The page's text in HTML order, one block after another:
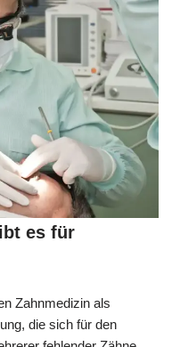
es für
Zahnmedizin als
die sich für den